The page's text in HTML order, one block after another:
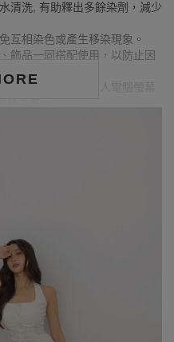
清洗, 有助釋出多餘染劑，減少
互相染色或產生移染現象。
飾品一同搭配使用，以防止因
因圖檔顏色會因個人電腦螢幕